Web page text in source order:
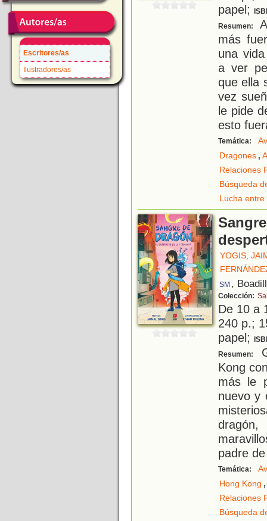
Escritores/as
Ilustradores/as
papel;
Resumen:
más
una
a ver
que ella
vez
le pide
esto
Temática:
Dragones,
Relaciones
Búsqueda
Lucha entre
YOGIS,
SM ,
Colección:
De 10 a
240 p.;
papel;
Resumen:
Kong
más le
nuevo y
padre
Temática:
Hong Kong ,
Relaciones
Búsqueda